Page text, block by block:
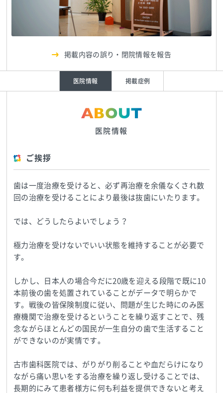
掲載内容の誤り・閉院情報を報告
医院情報 掲載症例
ABOUT
医院情報
ご挨拶
歯は一度治療を受けると、必ず再治療を余儀なくされ数
回の治療を受けることにより最後は抜歯にいたります。
では、どうしたらよいでしょう？
極力治療を受けないでいい状態を維持することが必要で
す。
しかし、日本人の場合今だに20歳を迎える段階で既に10
本前後の歯を処置されていることがデータで明らかで
す。戦後の皆保険制度に従い、問題が生じた時にのみ医
療機関で治療を受けるということを繰り返すことで、残
念ながらほとんどの国民が一生自分の歯で生活すること
ができないのが実情です。
古市歯科医院では、がりがり削ることや血だらけになり
ながら痛い思いをする治療を繰り返し受けることでは、
長期的にみて患者様方に何も利益を提供できないと考え